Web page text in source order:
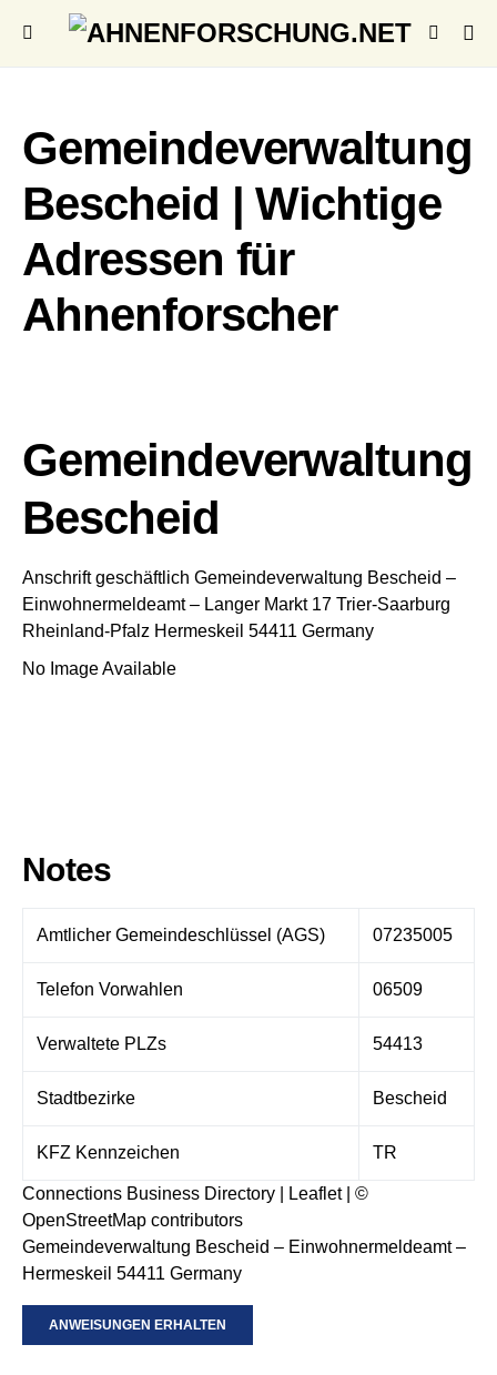
Gemeindeverwaltung
Bescheid | Wichtige
Adressen für
Ahnenforscher
Gemeindeverwaltung
Bescheid
Anschrift geschäftlich Gemeindeverwaltung Bescheid –
Einwohnermeldeamt – Langer Markt 17 Trier-Saarburg
Rheinland-Pfalz Hermeskeil 54411 Germany
No Image Available
Notes
Amtlicher Gemeindeschlüssel (AGS) 07235005
Telefon Vorwahlen 06509
Verwaltete PLZs 54413
Stadtbezirke Bescheid
KFZ Kennzeichen TR
Connections Business Directory Leaflet| ©
OpenStreetMap contributors
Gemeindeverwaltung Bescheid – Einwohnermeldeamt –
Hermeskeil 54411 Germany
ANWEISUNGEN ERHALTEN